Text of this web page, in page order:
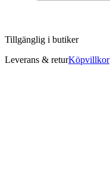
Tillgänglig i butiker
Leverans & returKöpvillkor